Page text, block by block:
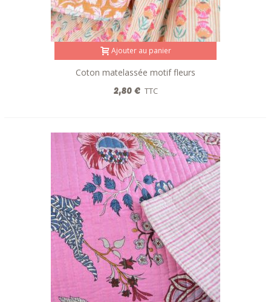
Ajouter au panier
Coton matelassée motif fleurs
Indienneréversible
2,80 € TTC